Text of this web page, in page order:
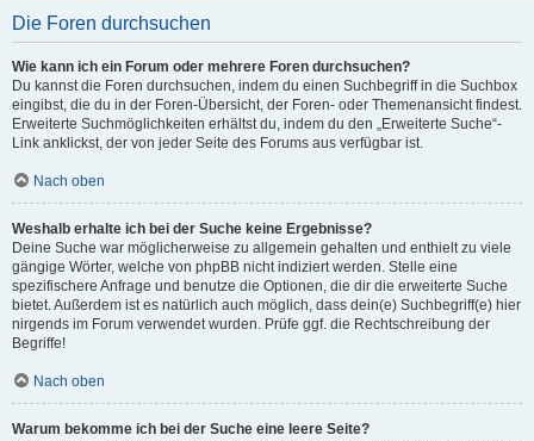
Die Foren durchsuchen
Wie kann ich ein Forum oder mehrere Foren durchsuchen?
Du kannst die Foren durchsuchen, indem du einen Suchbegriff in die Suchbox
eingibst, die du in der Foren-Übersicht, der Foren- oder Themenansicht findest.
Erweiterte Suchmöglichkeiten erhältst du, indem du den „Erweiterte Suche“-
Link anklickst, der von jeder Seite des Forums aus verfügbar ist.
Nach oben
Weshalb erhalte ich bei der Suche keine Ergebnisse?
Deine Suche war möglicherweise zu allgemein gehalten und enthielt zu viele
gängige Wörter, welche von phpBB nicht indiziert werden. Stelle eine
spezifischere Anfrage und benutze die Optionen, die dir die erweiterte Suche
bietet. Außerdem ist es natürlich auch möglich, dass dein(e) Suchbegriff(e) hier
nirgends im Forum verwendet wurden. Prüfe ggf. die Rechtschreibung der
Begriffe!
Nach oben
Warum bekomme ich bei der Suche eine leere Seite?